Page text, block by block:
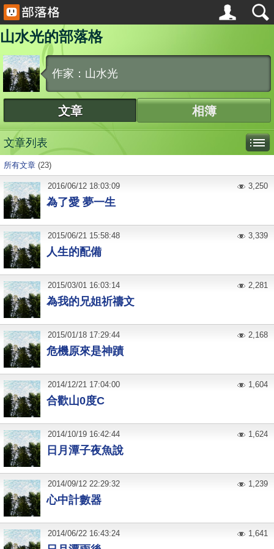
山水光的部落格
作家：山水光
文章 相簿
文章列表
所有文章 (23)
為了愛 夢一生
2016/06/12 18:03:09 3,250
人生的配備
2015/06/21 15:58:48 3,339
為我的兄姐祈禱文
2015/03/01 16:03:14 2,281
危機原來是神蹟
2015/01/18 17:29:44 2,168
合歡山0度C
2014/12/21 17:04:00 1,604
日月潭子夜魚說
2014/10/19 16:42:44 1,624
心中計數器
2014/09/12 22:29:32 1,239
2014/06/22 16:43:24 1,641